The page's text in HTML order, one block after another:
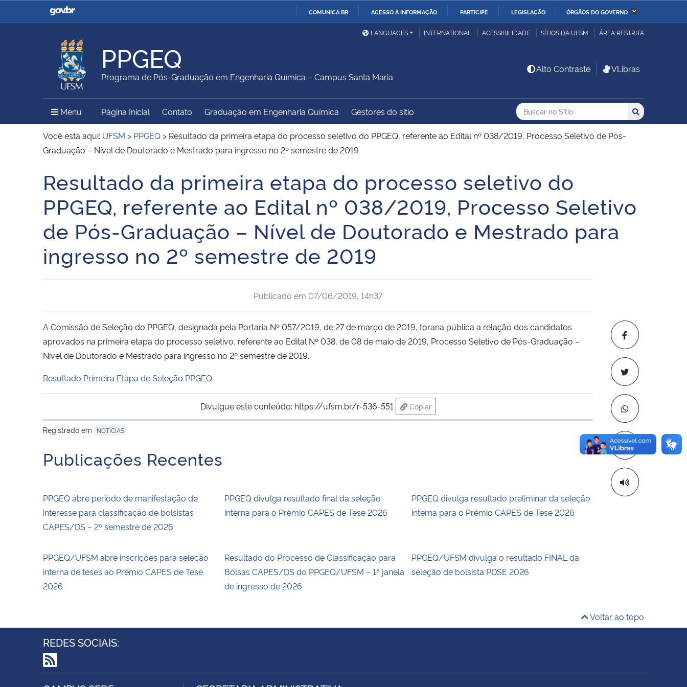
COMUNICA BR ACESSO À INFORMAÇÃO PARTICIPE LEGISLAÇÃO ÓRGÃOS DO GOVERNO
Casa Civil
Ministério da Justiça e
Ministério da Defesa
Ministério das Relações
Exteriores
Ministério da Economia Ministério da Infraestrutura
Ministério da Agricultura,
Pecuária e Abastecimento
Ministério da Educação
Ministério da Ciência,
Tecnologia, Inovações e
Ministério do Meio Ambiente Ministério do Turismo
Ministério do
Desenvolvimento Regional
Controladoria-Geral da
União
Família e dos Direitos
Secretaria de Governo
Gabinete de Segurança
Institucional
LANGUAGES INTERNATIONAL ACESSIBILIDADE SÍTIOS DA UFSM ÁREA RESTRITA
PPGEQ
Programa de Pós-Graduação em Engenharia Química – Campus Santa Maria
Alto Contraste VLibras
Menu Menu Principal do Sítio
Página Inicial Contato Graduação em Engenharia Química Gestores do sítio Busca
Buscar no no Sítio
Busca: Buscar
Você está aqui: UFSM > PPGEQ > Resultado da primeira etapa do processo seletivo do PPGEQ, referente ao Edital nº 038/2019, Processo Seletivo de Pós-
Graduação – Nível de Doutorado e Mestrado para ingresso no 2º semestre de 2019
Início do conteúdo
Resultado da primeira etapa do processo seletivo do
PPGEQ, referente ao Edital nº 038/2019, Processo Seletivo
de Pós-Graduação – Nível de Doutorado e Mestrado para
ingresso no 2º semestre de 2019
Copiar para
Publicado em 07/06/2019, 14h37
A Comissão de Seleção do PPGEQ, designada pela Portaria Nº 057/2019, de 27 de março de 2019, torana pública a relação dos candidatos
aprovados na primeira etapa do processo seletivo, referente ao Edital Nº 038, de 08 de maio de 2019, Processo Seletivo de Pós-Graduação –
Nível de Doutorado e Mestrado para ingresso no 2º semestre de 2019.
Resultado Primeira Etapa de Seleção PPGEQ
Divulgue este conteúdo: https://ufsm.br/r-536-551
Copiar
para área de transferência
Registrado em
NOTÍCIAS
Publicações Recentes
PPGEQ abre período de manifestação de
interesse para classificação de bolsistas
CAPES/DS – 2º semestre de 2026
PPGEQ divulga resultado final da seleção
interna para o Prêmio CAPES de Tese 2026
PPGEQ divulga resultado preliminar da seleção
interna para o Prêmio CAPES de Tese 2026
PPGEQ/UFSM abre inscrições para seleção
interna de teses ao Prêmio CAPES de Tese
2026
Resultado do Processo de Classificação para
Bolsas CAPES/DS do PPGEQ/UFSM – 1ª janela
de ingresso de 2026
PPGEQ/UFSM divulga o resultado FINAL da
seleção de bolsista PDSE 2026
Voltar ao topo
REDES SOCIAIS:
RSS